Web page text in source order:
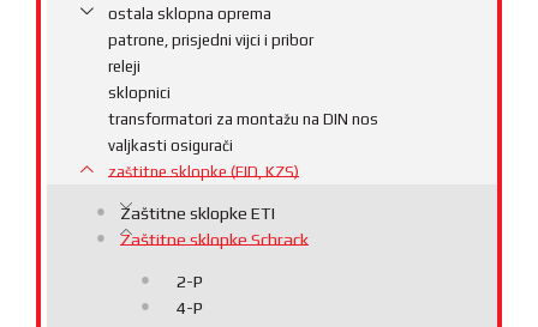
ostala sklopna oprema
patrone, prisjedni vijci i pribor
releji
sklopnici
transformatori za montažu na DIN nos
valjkasti osigurači
zaštitne sklopke (FID, KZS)
Zaštitne sklopke ETI
Zaštitne sklopke Schrack
2-P
4-P